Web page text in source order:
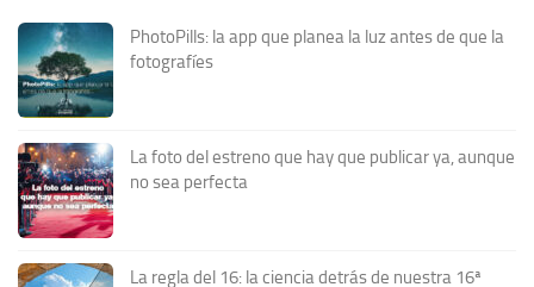
PhotoPills: la app que planea la luz antes de que la
fotografíes
La foto del estreno que hay que publicar ya, aunque
no sea perfecta
La regla del 16: la ciencia detrás de nuestra 16ª